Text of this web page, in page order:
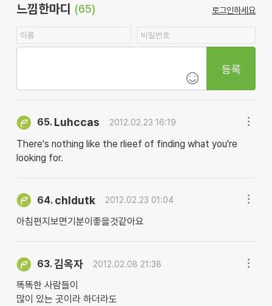
느낌한마디 (65) 로그인하세요
등록
65. Luhccas 2012.02.23 16:19
There's nothing like the rlieef of finding what you're
looking for.
64. chldutk 2012.02.23 01:04
아침편지보면기분이좋을것같아요
63.김옥자 2012.02.08 21:38
똑똑한 사람들이
많이 있는 곳이라 하더라도